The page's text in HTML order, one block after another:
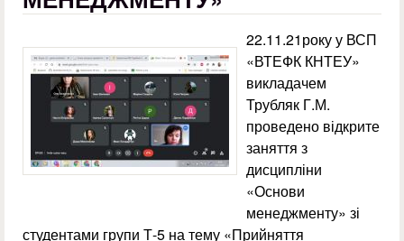
22.11.21року у ВСП
«ВТЕФК КНТЕУ»
викладачем
Трубляк Г.М.
проведено відкрите
заняття з
дисципліни
«Основи
менеджменту» зі
студентами групи Т-5 на тему «Прийняття